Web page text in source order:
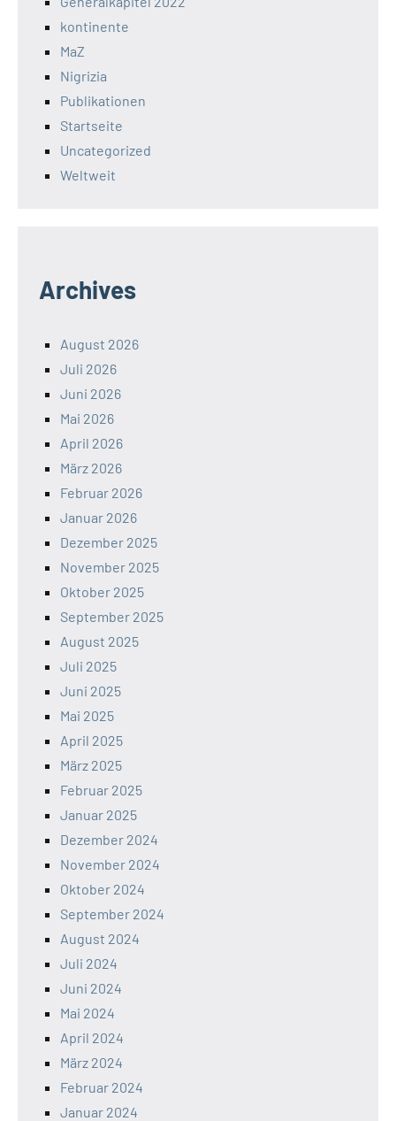
kontinente
MaZ
Nigrizia
Publikationen
Startseite
Uncategorized
Weltweit
Archives
August 2026
Juli 2026
Juni 2026
Mai 2026
April 2026
März 2026
Februar 2026
Januar 2026
Dezember 2025
November 2025
Oktober 2025
September 2025
August 2025
Juli 2025
Juni 2025
Mai 2025
April 2025
März 2025
Februar 2025
Januar 2025
Dezember 2024
November 2024
Oktober 2024
September 2024
August 2024
Juli 2024
Juni 2024
Mai 2024
April 2024
März 2024
Februar 2024
Januar 2024